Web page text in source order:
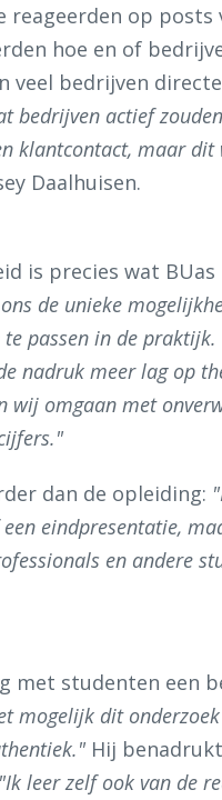
reageerden op
hoe en of
veel bedrijven
bedrijven actief
klantcontact, maar
Daalhuisen.
is precies wat
de unieke
passen in de
nadruk meer lag op
wij omgaan met
dan de opleiding:
eindpresentatie,
en andere
met studenten een
mogelijk dit
Hij
"Ik leer zelf ook van de